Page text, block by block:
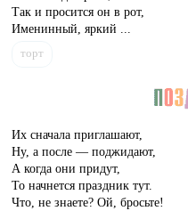
Так и просится он в рот,
Именинный, яркий ...
торт
Их сначала приглашают,
Ну, а после — поджидают,
А когда они придут,
То начнется праздник тут.
Что, не знаете? Ой, бросьте!